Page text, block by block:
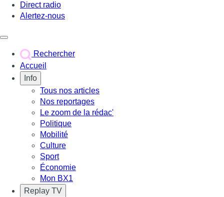
Direct radio
Alertez-nous
Rechercher
Accueil
Info
Tous nos articles
Nos reportages
Le zoom de la rédac'
Politique
Mobilité
Culture
Sport
Économie
Mon BX1
Replay TV